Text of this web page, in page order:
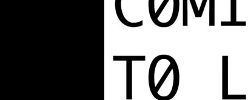
关于M+藏品
探索世界顶级的二十及二十
一世纪视觉文化藏品。